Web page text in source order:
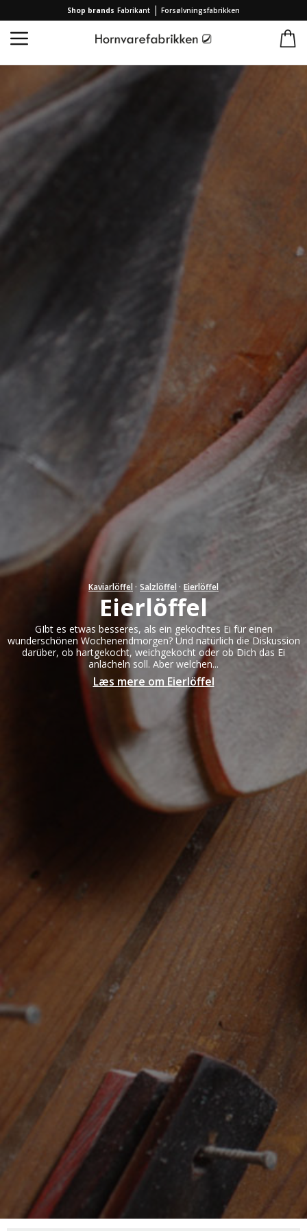
Shop brands Fabrikant | Forsølvningsfabrikken
Produkte / Löffel / Eierlöffel
Kaviarlöffel· Salzlöffel · Eierlöffel
Eierlöffel
GIbt es etwas besseres, als ein gekochtes Ei für einen
wunderschönen Wochenendmorgen? Und natürlich die Diskussion
darüber, ob hartgekocht, weichgekocht oder ob Dich das Ei
anlächeln soll. Aber welchen...
Læs mere om Eierlöffel